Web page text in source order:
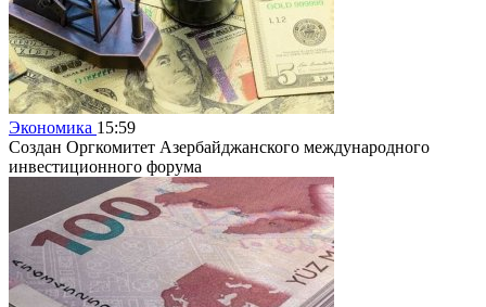
Экономика 15:59
Создан Оргкомитет Азербайджанского международного
инвестиционного форума